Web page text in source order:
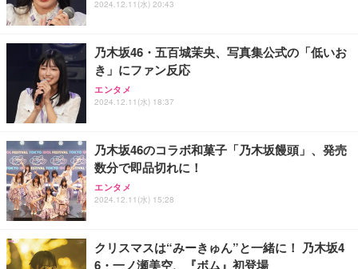
能 人間工学 椅子 腰サポート 90度跳ね上げ式アーム
務用 おしゃれ パソコンチェア (ホワイト)
ANDWINT オフィスチェア デスクチェア 肘なし メ
ッシュ 通気性 ランバーサポート付き 腰サポート ガ
ス圧無段階昇降 360度回転 キャスター付き コンパク
ort/VGA スピーカー内蔵 高さ調整 スイベル VESA対
【MiniLED/24.5inch/280Hz/FHD】GRAPHT THE S
HOOTER Gaming Monitor 24” Essential ゲーミン
グモニター QD 24.5インチ 1ms FHD 量子ドット 残
超厚型 お徳用 ワイド 100枚入 (x 1) (ケース販売)
アイリスオーヤマ ペットシーツ 超厚型 お徳用 レギ
ュラー 200枚入【Amazon.co.jp限定】
2024.12.11(水) 20:43
乃木坂46・五百城茉央、写真集公式の「低いお
き」にファン反応
エンタメ
2024.12.11(水) 18:37
乃木坂46のコラボ和菓子「乃木坂饅頭」、発売
数分で即品切れに！
エンタメ
2024.12.11(水) 15:28
クリスマスは“みーきゅん”と一緒に！ 乃木坂4
6・一ノ瀬美空、『ボム』初登場